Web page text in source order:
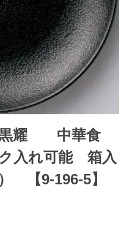
黒耀 中華食
入れ可能 箱入
【9-196-5】